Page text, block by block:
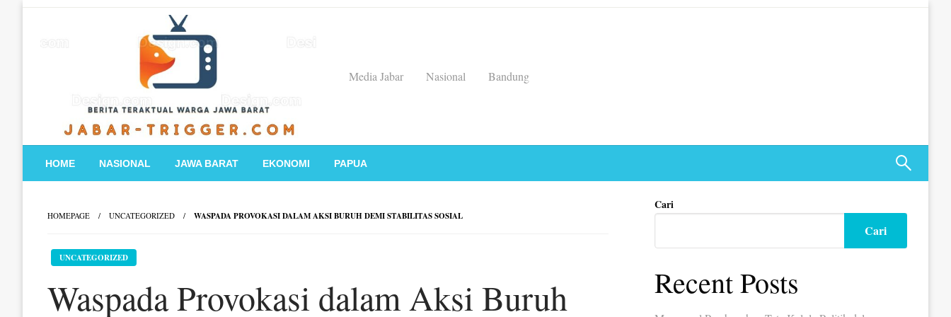
Media Jabar
Nasional Bandung
HOME NASIONAL JAWA BARAT EKONOMI PAPUA
HOMEPAGE UNCATEGORIZED WASPADA PROVOKASI DALAM AKSI BURUH DEMI STABILITAS SOSIAL
UNCATEGORIZED
Waspada Provokasi dalam Aksi Buruh
Cari
Cari
Recent Posts